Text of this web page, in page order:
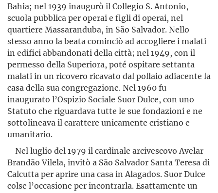
Bahia; nel 1939 inaugurò il Collegio S. Antonio,
scuola pubblica per operai e figli di operai, nel
quartiere Massa­randuba, in São Salvador. Nello
stesso anno la beata cominciò ad accogliere i malati
in edifici abbandonati della città; nel 1949, con il
permesso della Superiora, poté ospitare settanta
malati in un ricovero ricavato dal pollaio adiacente la
casa della sua congrega­zione. Nel 1960 fu
inaugurato l’Ospizio Sociale Suor Dulce, con uno
Statuto che riguardava tutte le sue fondazioni e ne
sottolineava il carattere unicamente cristiano e
umanitario.
Nel luglio del 1979 il cardinale arcivescovo Avelar
Brandão Vilela, invitò a São Salvador Santa Teresa di
Calcutta per aprire una casa in Alagados. Suor Dulce
colse l’occasione per incontrarla. Esattamente un